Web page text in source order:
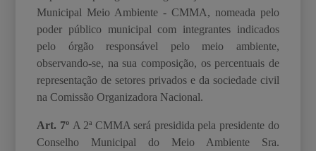
Municipal Meio Ambiente - CMMA, nomeada pelo
poder público municipal com integrantes indicados
pelo órgão responsável pelo meio ambiente,
observando-se, na sua composição, os percentuais de
representação de setores privados e da sociedade civil
naComissão Organizadora Nacional.
Art. 7º A 2ª CMMA será presidida pela presidente do
Conselho Municipal do Meio Ambiente Sra.